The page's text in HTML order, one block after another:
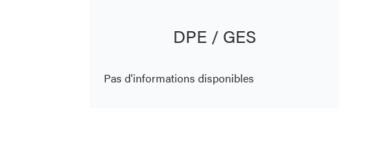
DPE / GES
Pas d'informations disponibles